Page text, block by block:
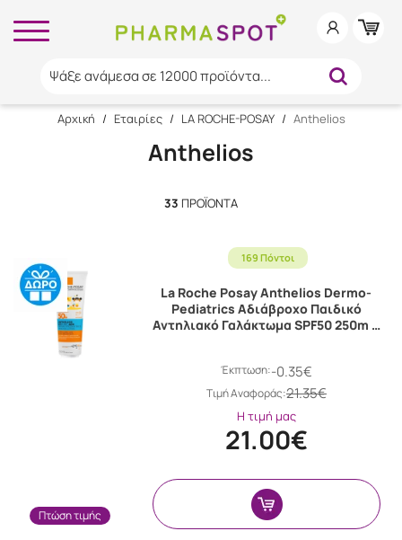
Ψάξε ανάμεσα σε 12000 προϊόντα...
Αρχική / Εταιρίες / LA ROCHE-POSAY / Anthelios
Anthelios
33 ΠΡΟΪΌΝΤΑ
169 Πόντοι
Πτώση τιμής
La Roche Posay Anthelios Dermo-
Pediatrics Αδιάβροχο Παιδικό
Αντηλιακό Γαλάκτωμα SPF50 250m …
Έκπτωση:-0.35€
Tιμή Αναφοράς:21.35€
Η τιμή μας
21.00€